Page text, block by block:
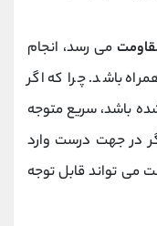
می رسد، انجام
باشد. چرا که اگر
باشد، سریع متوجه
در جهت درست وارد
می تواند قابل توجه